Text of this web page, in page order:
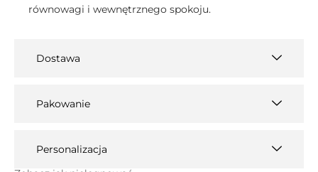
równowagi i wewnętrznego spokoju.
Dostawa
Pakowanie
Personalizacja